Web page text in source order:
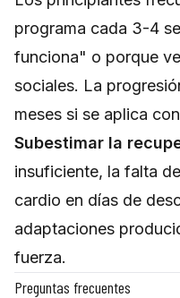
programa cada 3-4
funciona" o porque
sociales. La
meses si se aplica
Subestimar la
insuficiente, la falta
cardio en días de
adaptaciones
fuerza.
Preguntas frecuentes